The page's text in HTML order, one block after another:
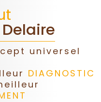
universel
DIAGNOSTIC